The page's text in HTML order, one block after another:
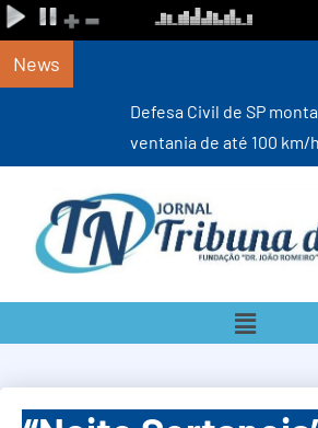
News
Defesa Civil de SP monta Gabinete de
ventania de até 100 km/h a partir desta